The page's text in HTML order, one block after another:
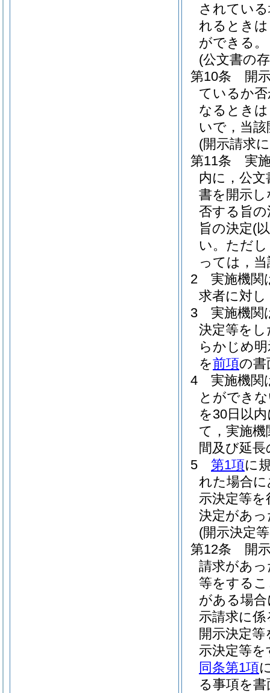
されてい
れるとき
ができる。
(公文書の
第10条
開
ているか
なるとき
いで，当
(開示請求
第11条
実
内に，公
書を開示
否する旨
旨の決定(
い。 ただ
っては，
2
実施機関
求者に対
3
実施機関
決定等を
らかじめ
を前項の書
4
実施機関
とができ
を30日以
て，実施
間及び延
5
第1項に
れた場合
示決定等
決定があ
(開示決定
第12条
開
請求があ
等をする
がある場
示請求に
開示決定
示決定等
同条第1項
る事項を